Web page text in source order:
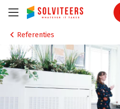
Referenties